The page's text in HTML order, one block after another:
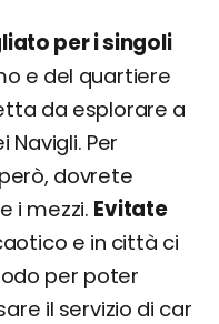
per i singoli
e del quartiere
da esplorare a
Navigli. Per
dovrete
i mezzi. Evitate
e in città ci
per poter
il servizio di car